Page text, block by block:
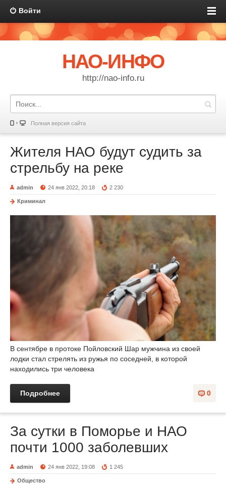
Войти
НАО-ИНФО
http://nao-info.ru
Полная версия сайта
Жителя НАО будут судить за
стрельбу на реке
admin 24 янв 2022, 20:18 2 230
Криминал
В сентябре в протоке Пойловский Шар мужчина из своей
лодки стал стрелять из ружья по соседней, в которой
находились три человека
0
Подробнее
За сутки в Поморье и НАО
почти 1000 заболевших
admin 24 янв 2022, 19:08 1 245
Общество